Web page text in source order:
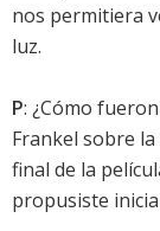
nos permitiera
luz.
P: ¿Cómo
Frankel sobre la
final de la
propusiste